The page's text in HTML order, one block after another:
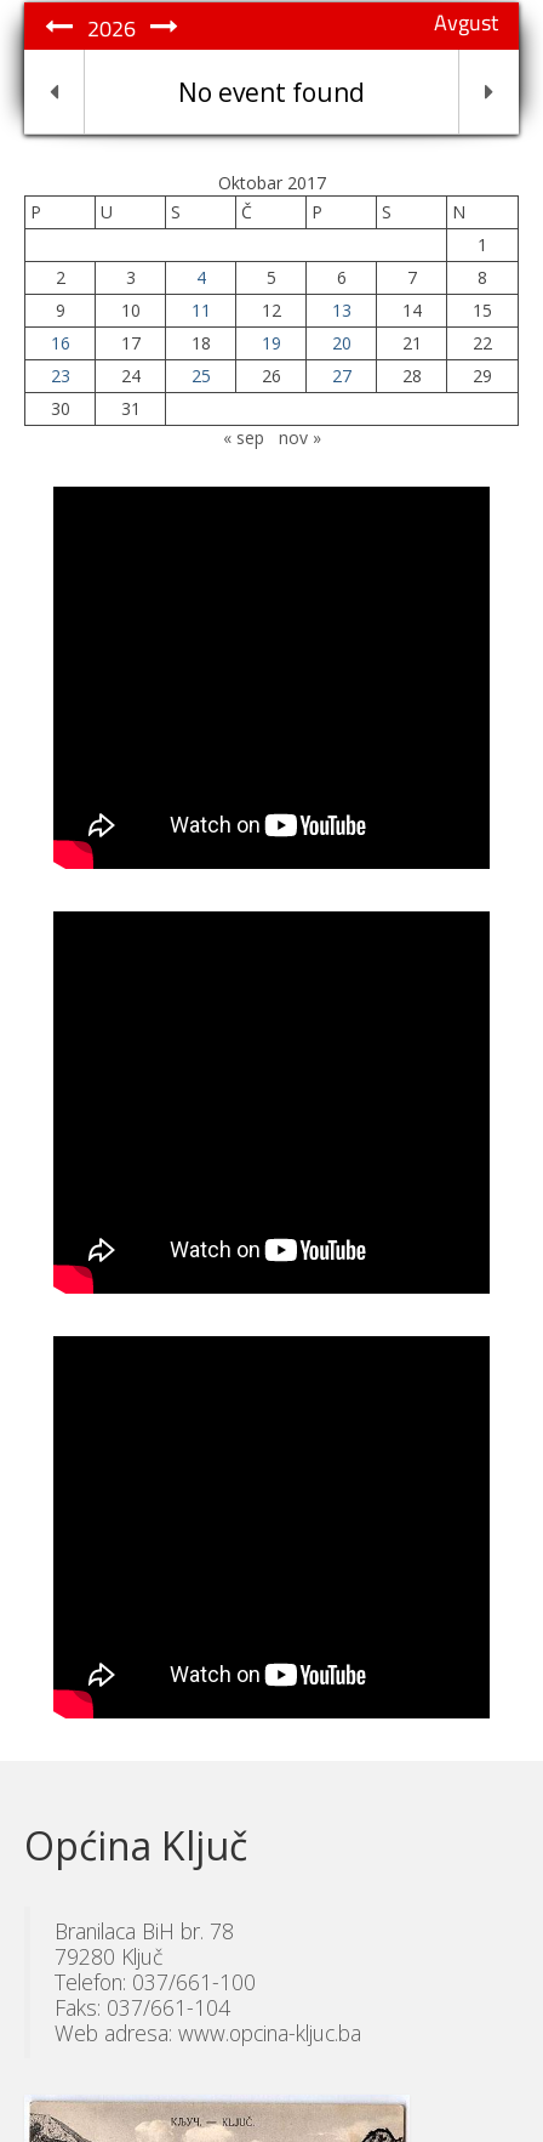
Avgust
2026
No event found
Oktobar 2017
P
U S Č P S
N
1
2
3 4 5 6 7
8
9
10 11 12 13 14
15
16
17 18 19 20 21
22
23
24 25 26 27 28
29
30
31
« sep
nov »
Općina Ključ
Branilaca BiH br. 78
79280 Ključ
Telefon: 037/661-100
Faks: 037/661-104
Web adresa: www.opcina-kljuc.ba